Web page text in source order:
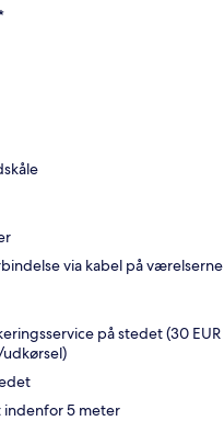
via kabel på værelserne
på stedet (30 EUR
indenfor 5 meter